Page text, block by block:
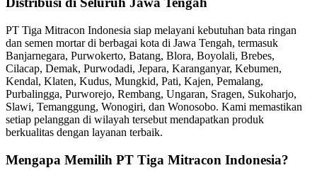
PT Tiga Mitracon Indonesia siap melayani kebutuhan bata ringan
dan semen mortar di berbagai kota di Jawa Tengah, termasuk
Banjarnegara, Purwokerto, Batang, Blora, Boyolali, Brebes,
Cilacap, Demak, Purwodadi, Jepara, Karanganyar, Kebumen,
Kendal, Klaten, Kudus, Mungkid, Pati, Kajen, Pemalang,
Purbalingga, Purworejo, Rembang, Ungaran, Sragen, Sukoharjo,
Slawi, Temanggung, Wonogiri, dan Wonosobo. Kami memastikan
setiap pelanggan di wilayah tersebut mendapatkan produk
berkualitas dengan layanan terbaik.
Mengapa Memilih PT Tiga Mitracon Indonesia?